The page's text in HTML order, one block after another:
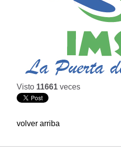
Visto 11661 veces
volver arriba